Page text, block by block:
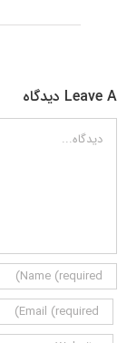
Leave A دیدگاه
دیدگاه